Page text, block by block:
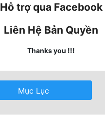
Hỗ trợ qua Facebook
Liên Hệ Bản Quyền
Thanks you !!!
Mục Lục